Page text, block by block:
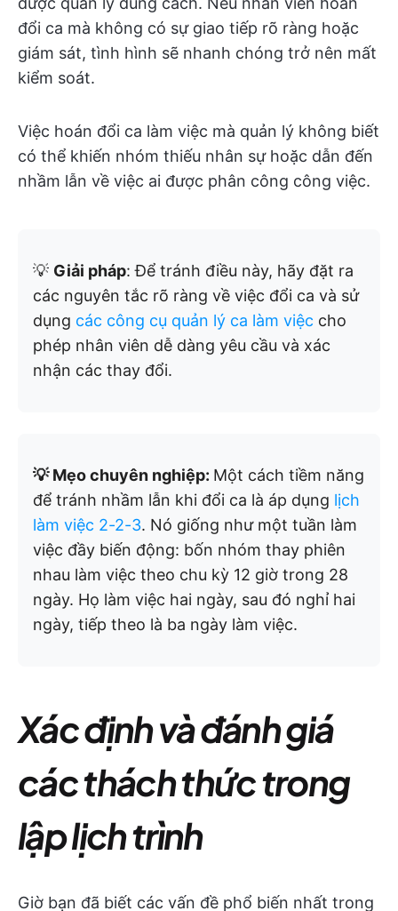
đổi ca mà không có sự giao tiếp rõ ràng hoặc
giám sát, tình hình sẽ nhanh chóng trở nên mất
kiểm soát.
Việc hoán đổi ca làm việc mà quản lý không biết
có thể khiến nhóm thiếu nhân sự hoặc dẫn đến
nhầm lẫn về việc ai được phân công công việc.
💡 Giải pháp: Để tránh điều này, hãy đặt ra
các nguyên tắc rõ ràng về việc đổi ca và sử
dụng các công cụ quản lý ca làm việc cho
phép nhân viên dễ dàng yêu cầu và xác
nhận các thay đổi.
💡 Mẹo chuyên nghiệp: Một cách tiềm năng
để tránh nhầm lẫn khi đổi ca là áp dụng lịch
làm việc 2-2-3. Nó giống như một tuần làm
việc đầy biến động: bốn nhóm thay phiên
nhau làm việc theo chu kỳ 12 giờ trong 28
ngày. Họ làm việc hai ngày, sau đó nghỉ hai
ngày, tiếp theo là ba ngày làm việc.
Xác định và đánh giá
các thách thức trong
lập lịch trình
Giờ bạn đã biết các vấn đề phổ biến nhất trong